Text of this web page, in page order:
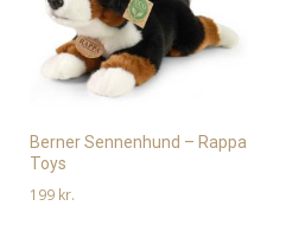
Berner Sennenhund – Rappa
Toys
199 kr.